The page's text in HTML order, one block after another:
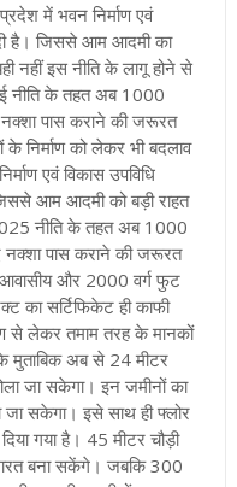
में भवन निर्माण एवं
है। जिससे आम आदमी का
नहीं इस नीति के लागू होने से
नीति के तहत अब 1000
नक्शा पास कराने की जरूरत
निर्माण को लेकर भी बदलाव
एवं विकास उपविधि
आम आदमी को बड़ी राहत
नीति के तहत अब 1000
नक्शा पास कराने की जरूरत
और 2000 वर्ग फुट
का सर्टिफिकेट ही काफी
से लेकर तमाम तरह के मानकों
मुताबिक अब से 24 मीटर
जा सकेगा। इन जमीनों का
जा सकेगा। इसे साथ ही फ्लोर
गया है। 45 मीटर चौड़ी
बना सकेंगे। जबकि 300